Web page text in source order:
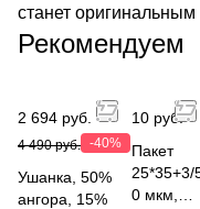
станет
Рекомендуем
2 694 руб.
4 490 руб. -40%
Ушанка, 50%
ангора, 15%
10 руб.
Пакет
25*35+3/
0 мкм,